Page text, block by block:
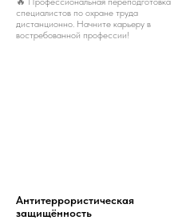
специалистов по охране труда
дистанционно. Начните карьеру в
востребованной профессии!
Антитеррористическая
защищённость